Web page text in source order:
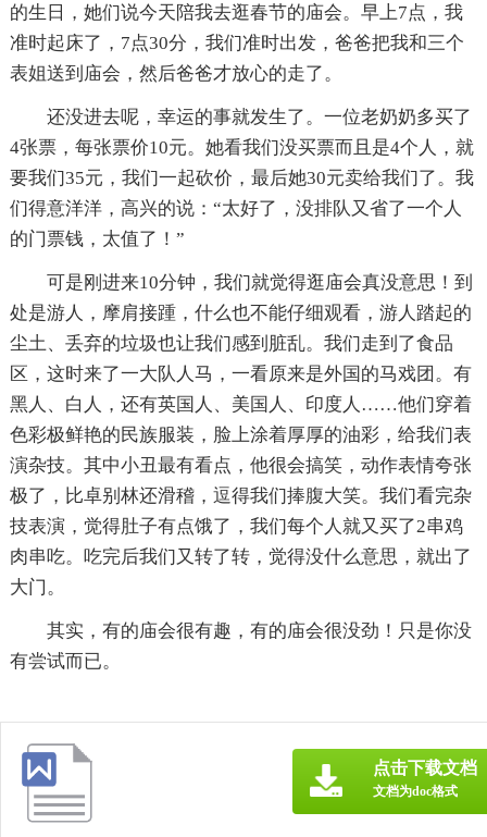
的生日，她们说今天陪我去逛春节的庙会。早上7点，我
准时起床了，7点30分，我们准时出发，爸爸把我和三个
表姐送到庙会，然后爸爸才放心的走了。
还没进去呢，幸运的事就发生了。一位老奶奶多买了
4张票，每张票价10元。她看我们没买票而且是4个人，就
要我们35元，我们一起砍价，最后她30元卖给我们了。我
们得意洋洋，高兴的说：“太好了，没排队又省了一个人
的门票钱，太值了！”
可是刚进来10分钟，我们就觉得逛庙会真没意思！到
处是游人，摩肩接踵，什么也不能仔细观看，游人踏起的
尘土、丢弃的垃圾也让我们感到脏乱。我们走到了食品
区，这时来了一大队人马，一看原来是外国的马戏团。有
黑人、白人，还有英国人、美国人、印度人……他们穿着
色彩极鲜艳的民族服装，脸上涂着厚厚的油彩，给我们表
演杂技。其中小丑最有看点，他很会搞笑，动作表情夸张
极了，比卓别林还滑稽，逗得我们捧腹大笑。我们看完杂
技表演，觉得肚子有点饿了，我们每个人就又买了2串鸡
肉串吃。吃完后我们又转了转，觉得没什么意思，就出了
大门。
其实，有的庙会很有趣，有的庙会很没劲！只是你没
有尝试而已。
点击下载文档
文档为doc格式